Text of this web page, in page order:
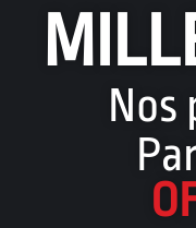
Nos